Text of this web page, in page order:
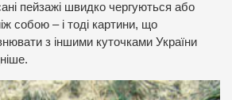
пейзажі швидко чергуються або
собою – і тоді картини, що
з іншими куточками України